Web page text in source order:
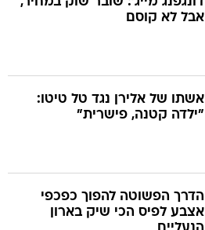
אבל לא קוסם
אשתו של אלירן נגד טל טיטו:
"ילדה קטנה, פישרית"
הדרך הפשוטה להפוך כפכפי
אצבע לפיס הכי שיק בארון